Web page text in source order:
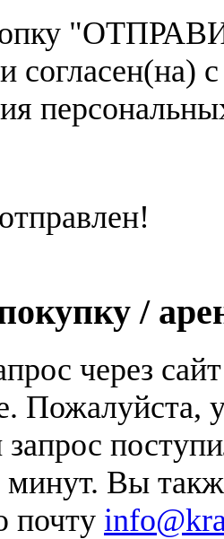
согласен(на)
/
через
Пожалуйста,
запрос
минут. Вы
почту